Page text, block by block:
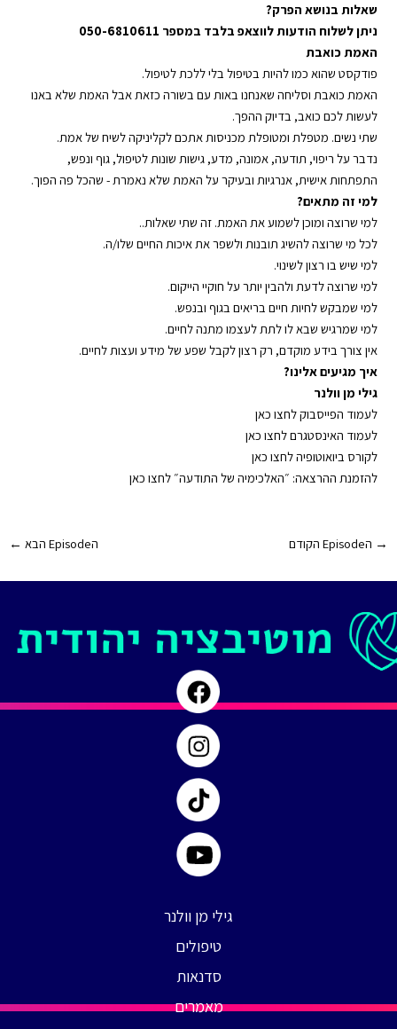
שאלות בנושא הפרק?
ניתן לשלוח הודעות לווצאפ בלבד במספר 050-6810611
האמת כואבת
פודקסט שהוא כמו להיות בטיפול בלי ללכת לטיפול.
האמת כואבת וסליחה שאנחנו באות עם בשורה כזאת אבל האמת שלא באנו
לעשות לכם כואב, בדיוק ההפך.
שתי נשים. מטפלת ומטופלת מכניסות אתכם לקליניקה לשיח של אמת.
נדבר על ריפוי, תודעה, אמונה, מדע, גישות שונות לטיפול, גוף ונפש,
התפתחות אישית, אנרגיות ובעיקר על האמת שלא נאמרת - שהכל פה הפוך.
למי זה מתאים?
למי שרוצה ומוכן לשמוע את האמת. זה שתי שאלות..
לכל מי שרוצה להשיג תובנות ולשפר את איכות החיים שלו/ה.
למי שיש בו רצון לשינוי.
למי שרוצה לדעת ולהבין יותר על חוקיי הייקום.
למי שמבקש לחיות חיים בריאים בגוף ובנפש.
למי שמרגיש שבא לו לתת לעצמו מתנה לחיים.
אין צורך בידע מוקדם, רק רצון לקבל שפע של מידע ועצות לחיים.
איך מגיעים אלינו?
גילי מן וולנר
⁠⁠⁠⁠⁠⁠⁠⁠⁠⁠⁠⁠⁠⁠⁠לעמוד הפייסבוק לחצו כאן⁠⁠⁠⁠⁠⁠⁠⁠⁠⁠⁠⁠⁠⁠⁠
⁠⁠⁠⁠⁠⁠⁠⁠⁠⁠⁠⁠⁠⁠⁠לעמוד האינסטגרם לחצו כאן⁠⁠⁠⁠⁠⁠⁠⁠⁠⁠⁠⁠⁠⁠⁠
⁠⁠⁠⁠⁠⁠⁠⁠⁠⁠⁠⁠⁠⁠⁠לקורס ביואוטופיה לחצו כאן⁠⁠⁠⁠⁠⁠⁠⁠⁠⁠⁠⁠⁠⁠⁠
⁠⁠⁠⁠⁠⁠⁠⁠⁠⁠⁠⁠⁠⁠⁠להזמנת ההרצאה: ״האלכימיה של התודעה״ לחצו כאן⁠⁠⁠⁠⁠⁠⁠⁠⁠⁠⁠⁠⁠⁠⁠
Post→ הEpisode הקודם הEpisode הבא ←
גילי מן וולנר
טיפולים
סדנאות
מאמרים